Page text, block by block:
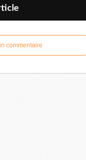
commentaire